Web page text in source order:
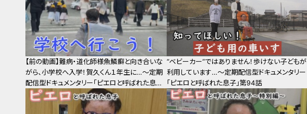
【前の動画】難病・道化師様魚鱗癬と向き合いな
がら、小学校へ入学！賀久くん１年生に…～定期
配信型ドキュメンタリー「ピエロと呼ばれた息子」
第95話
“ベビーカー”ではありません！歩けない子どもが
利用しています…～定期配信型ドキュメンタリー
「ピエロと呼ばれた息子」第94話